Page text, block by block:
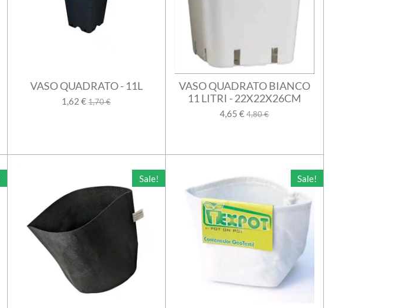
VASO QUADRATO - 11L
1,62 €1,70 €
VASO QUADRATO BIANCO
11 LITRI - 22X22X26CM
4,65 € 4,80 €
Sale! Sale!